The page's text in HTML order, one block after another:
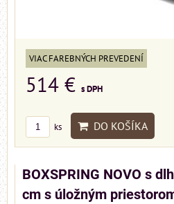
VIAC FAREBNÝCH PREVEDENÍ
514 € s DPH
ks DO KOŠÍKA
BOXSPRING NOVO s
cm s úložným